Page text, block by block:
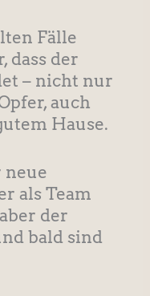
Fälle
dass der
– nicht nur
auch
Hause.
neue
als Team
der
bald sind